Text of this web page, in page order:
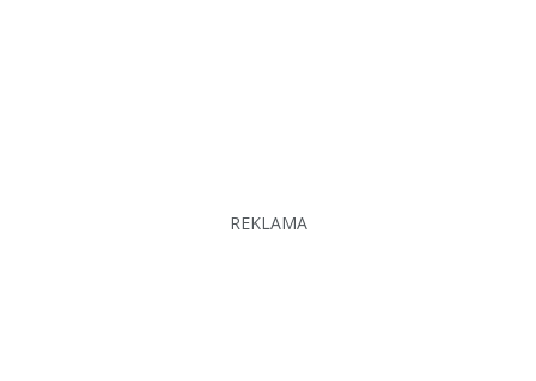
REKLAMA